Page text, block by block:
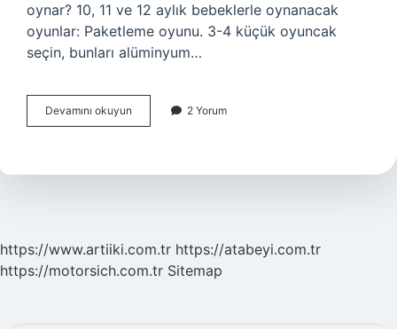
oynar? 10, 11 ve 12 aylık bebeklerle oynanacak
oyunlar: Paketleme oyunu. 3-4 küçük oyuncak
seçin, bunları alüminyum…
Devamını okuyun
Yaşındaki
Oynar
2 Yorum
https://www.artiiki.com.tr https://atabeyi.com.tr
https://motorsich.com.tr Sitemap